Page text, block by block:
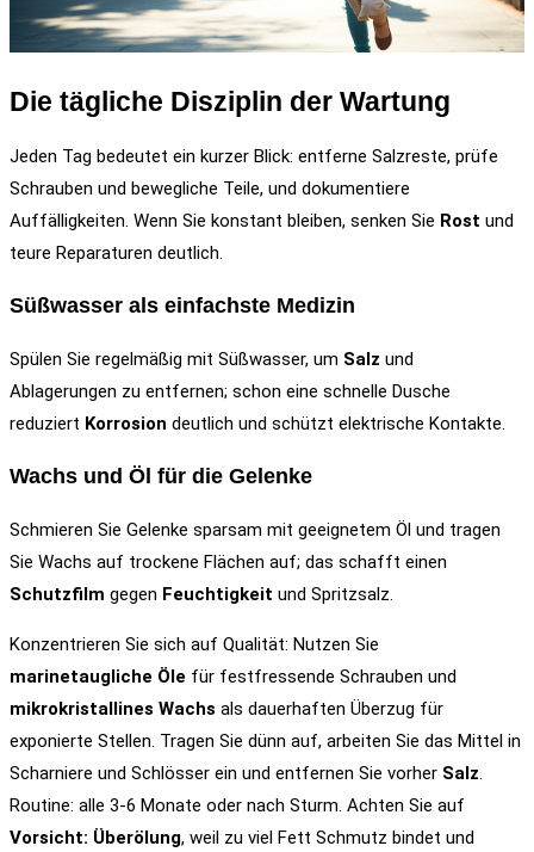
Die tägliche Disziplin der Wartung
Jeden Tag bedeutet ein kurzer Blick: entferne Salzreste, prüfe
Schrauben und bewegliche Teile, und dokumentiere
Auffälligkeiten. Wenn Sie konstant bleiben, senken Sie Rost und
teure Reparaturen deutlich.
Süßwasser als einfachste Medizin
Spülen Sie regelmäßig mit Süßwasser, um Salz und
Ablagerungen zu entfernen; schon eine schnelle Dusche
reduziert Korrosion deutlich und schützt elektrische Kontakte.
Wachs und Öl für die Gelenke
Schmieren Sie Gelenke sparsam mit geeignetem Öl und tragen
Sie Wachs auf trockene Flächen auf; das schafft einen
Schutzfilm gegen Feuchtigkeit und Spritzsalz.
Konzentrieren Sie sich auf Qualität: Nutzen Sie
marinetaugliche Öle für festfressende Schrauben und
mikrokristallines Wachs als dauerhaften Überzug für
exponierte Stellen. Tragen Sie dünn auf, arbeiten Sie das Mittel in
Scharniere und Schlösser ein und entfernen Sie vorher Salz.
Routine: alle 3-6 Monate oder nach Sturm. Achten Sie auf
Vorsicht: Überölung, weil zu viel Fett Schmutz bindet und